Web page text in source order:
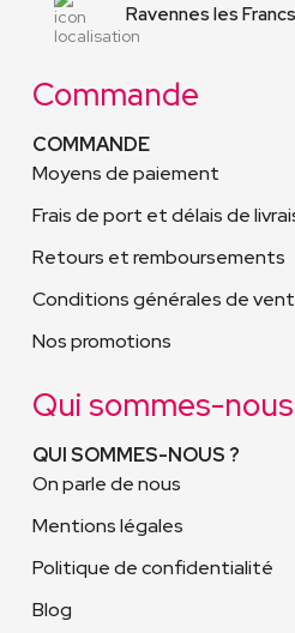
Ravennes les
Commande
COMMANDE
Conditions générales de
Moyens de paiement
Frais de port et délais de
Retours et remboursements
Nos promotions
Qui sommes-
QUI SOMMES-NOUS ?
Mentions légales
Politique de confidentialité
On parle de nous
Blog